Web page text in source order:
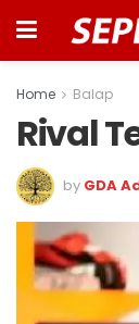
Home Balap
Rival
by GDA